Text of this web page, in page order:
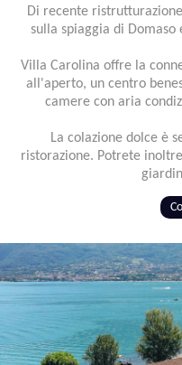
Di recente
sulla spiaggia di
Villa Carolina offre la
all'aperto, un centro
camere con aria
La colazione dolce è
ristorazione. Potrete